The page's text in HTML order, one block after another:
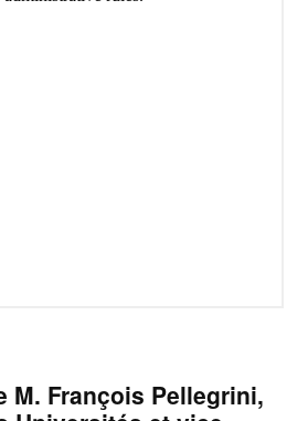
M. François Pellegrini,